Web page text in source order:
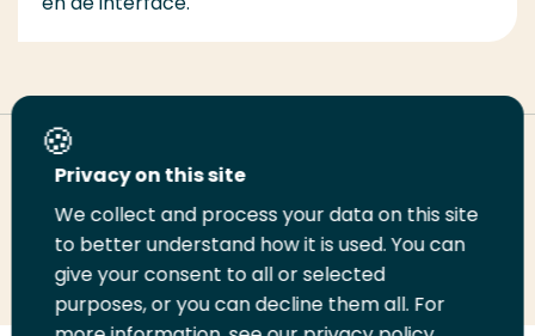
Deel deze pagina
Deel
LinkedIn
Deel
op
Twitter
Deel
op
Facebook
Email
deze
pagina
Print
deze
pagina
Privacy on this site
We collect and process your data on this site
to better understand how it is used. You can
give your consent to all or selected
purposes, or you can decline them all. For